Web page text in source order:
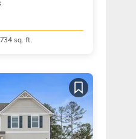
sq. ft.
Guardar